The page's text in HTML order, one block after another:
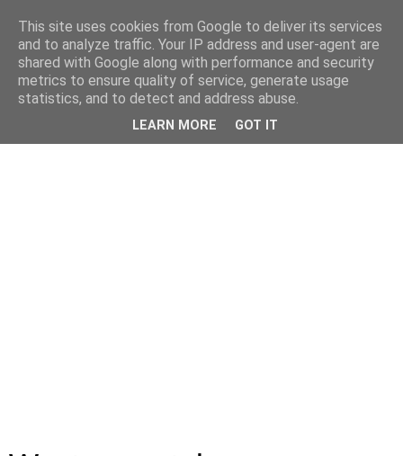
This site uses cookies from Google to deliver its services
and to analyze traffic. Your IP address and user-agent are
shared with Google along with performance and security
metrics to ensure quality of service, generate usage
statistics, and to detect and address abuse.
LEARN MORE GOT IT